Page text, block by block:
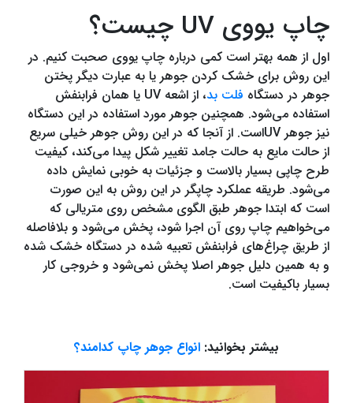
چاپ یووی UV چیست؟
اول از همه بهتر است کمی درباره چاپ یووی صحبت کنیم. در
این روش برای خشک کردن جوهر یا به عبارت دیگر پختن
جوهر در دستگاه فلت بد
، از اشعه UV یا همان فرابنفش
استفاده می‌شود. همچنین جوهر مورد استفاده در این دستگاه
نیز جوهر UVاست. از آنجا که در این روش جوهر خیلی سریع
از حالت مایع به حالت جامد تغییر شکل پیدا می‌کند، کیفیت
طرح چاپی بسیار بالاست و جزئیات به خوبی نمایش داده
می‌شود. طریقه عملکرد چاپگر در این روش به این صورت
است که ابتدا جوهر طبق الگوی مشخص روی متریالی که
می‌خواهیم چاپ روی آن اجرا شود، پخش می‌شود و بلافاصله
از طریق چراغ‌های فرابنفش تعبیه شده در دستگاه خشک شده
و به همین دلیل جوهر اصلا پخش نمی‌شود و خروجی کار
بسیار باکیفیت است.
بیشتر بخوانید: انواع جوهر چاپ کدامند؟